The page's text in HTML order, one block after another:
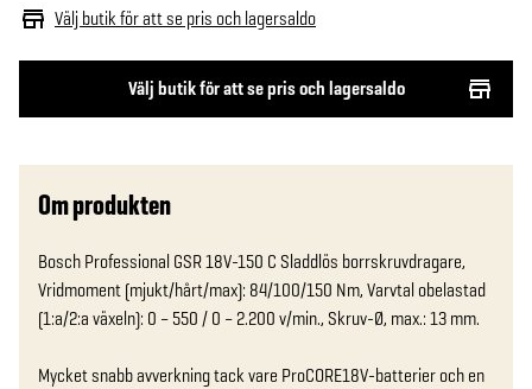
Välj butik för att se pris och lagersaldo
Välj butik för att se pris och lagersaldo
Om produkten
Bosch Professional GSR 18V-150 C Sladdlös borrskruvdragare,
Vridmoment (mjukt/hårt/max): 84/100/150 Nm, Varvtal obelastad
(1:a/2:a växeln): 0 – 550 / 0 – 2.200 v/min., Skruv-Ø, max.: 13 mm.
Mycket snabb avverkning tack vare ProCORE18V-batterier och en